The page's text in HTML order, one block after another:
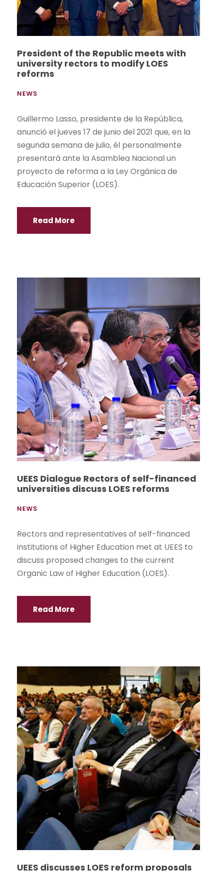
President of the Republic meets with
university rectors to modify LOES
reforms
NEWS
Guillermo Lasso, presidente de la República,
anunció el jueves 17 de junio del 2021 que, en la
segunda semana de julio, él personalmente
presentará ante la Asamblea Nacional un
proyecto de reforma a la Ley Orgánica de
Educación Superior (LOES).
Read More
UEES Dialogue Rectors of self-financed
universities discuss LOES reforms
NEWS
Rectors and representatives of self-financed
institutions of Higher Education met at UEES to
discuss proposed changes to the current
Organic Law of Higher Education (LOES).
Read More
UEES discusses LOES reform proposals